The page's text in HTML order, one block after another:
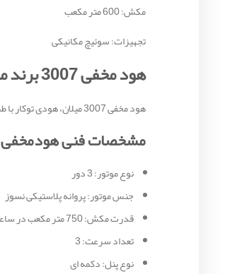
مکش: 600 متر مکعب
تجهیزات: سوئیچ مکانیکی
هود مخفی 3007 برند میلان
هود مخفی 3007 میلان، هودی توکار با طراحی ساده و شیک است که برای آشپزخانه‌های امروزی ایده‌آل است. این هود از جنس فلز مشکی با نمای شیشه ای ساخته شده و در دو عرض 70 و 80 سانتی‌متر موجود است.
مشخصات فنی هودمخفی 3007میلان
نوع موتور: 3 دور
جنس موتور: پروانه پلاستیکی نسوز
قدرت مکش: 750 متر مکعب در ساعت
تعداد سرعت: 3
نوع پنل: دکمه ای